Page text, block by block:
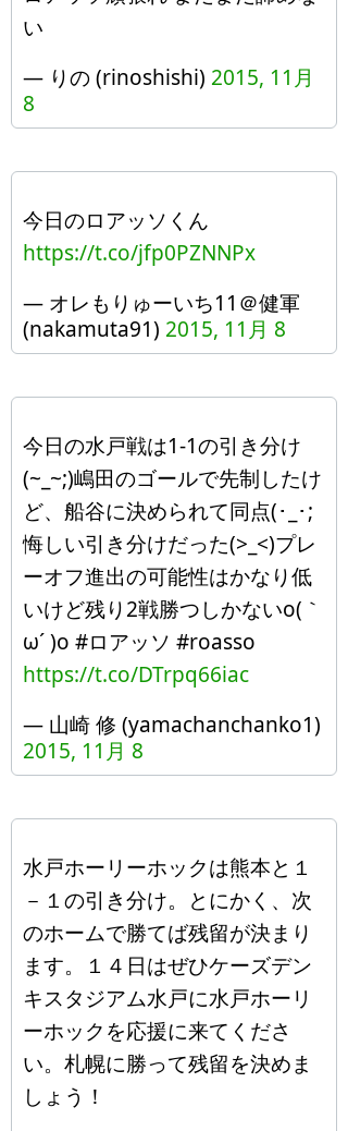
い
— りの (rinoshishi) 2015, 11月
8
今日のロアッソくん
https://t.co/jfp0PZNNPx
— オレもりゅーいち11＠健軍
(nakamuta91) 2015, 11月 8
今日の水戸戦は1-1の引き分け
(~_~;)嶋田のゴールで先制したけ
ど、船谷に決められて同点(･_･;
悔しい引き分けだった(>_<)プレ
ーオフ進出の可能性はかなり低
いけど残り2戦勝つしかないo(｀
ω´ )o #ロアッソ #roasso
https://t.co/DTrpq66iac
— 山崎 修 (yamachanchanko1)
2015, 11月 8
水戸ホーリーホックは熊本と１
－１の引き分け。とにかく、次
のホームで勝てば残留が決まり
ます。１４日はぜひケーズデン
キスタジアム水戸に水戸ホーリ
ーホックを応援に来てくださ
い。札幌に勝って残留を決めま
しょう！